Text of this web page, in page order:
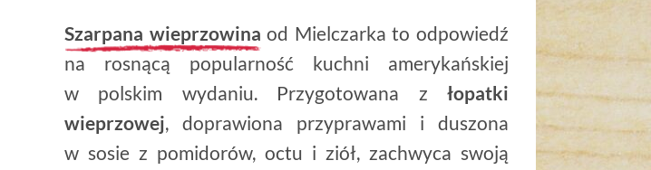
Szarpana wieprzowina od Mielczarka to odpowiedź
na rosnącą popularność kuchni amerykańskiej
w polskim wydaniu. Przygotowana z łopatki
wieprzowej, doprawiona przyprawami i duszona
w sosie z pomidorów, octu i ziół, zachwyca swoją